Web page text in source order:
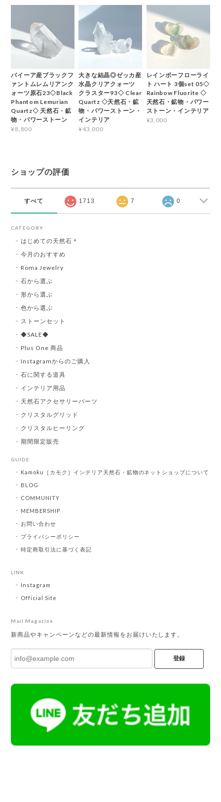
バイーア産ブラックフ
ァントムレムリアンク
ォーツ原石23◇Black
Phantom Lemurian
Quartz◇ 天然石・鉱
物・パワーストーン
¥8,800
大きな結晶◎ゼッカ産
水晶クリアクォーツ
クラスター93◇ Clear
Quartz ◇天然石・鉱
物・パワーストーン・
インテリア
¥43,000
レインボーフローライ
ト ハート 3個set 05◇
Rainbow Fluorite ◇
天然石・鉱物・パワー
ストーン・インテリア
¥3,000
ショップの評価
すべて 1713 7 0
CATEGORY
はじめての天然石＊
今月のおすすめ
Roma Jewelry
石から選ぶ
形から選ぶ
色から選ぶ
ストーンセット
◆SALE◆
Plus One 商品
Instagramからのご購入
石に関する道具
インテリア用品
天然石アクセサリーパーツ
クリスタルグリッド
クリスタルヒーリング
期間限定販売
GUIDE
Kamoku［カモク］インテリア天然石・鉱物のネットショップについて
BLOG
COMMUNITY
MEMBERSHIP
お問い合わせ
プライバシーポリシー
特定商取引法に基づく表記
LINK
Instagram
Official Site
Mail Magazine
新商品やキャンペーンなどの最新情報をお届けいたします。
登録